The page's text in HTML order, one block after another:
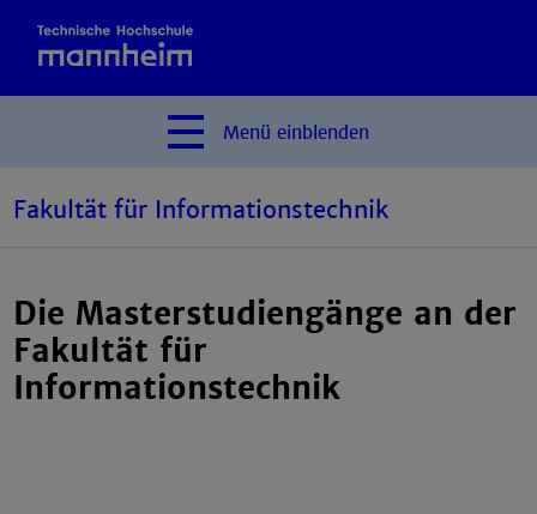
Menü einblenden
Fakultät für Informationstechnik
Die Masterstudiengänge an der
Fakultät für
Informationstechnik